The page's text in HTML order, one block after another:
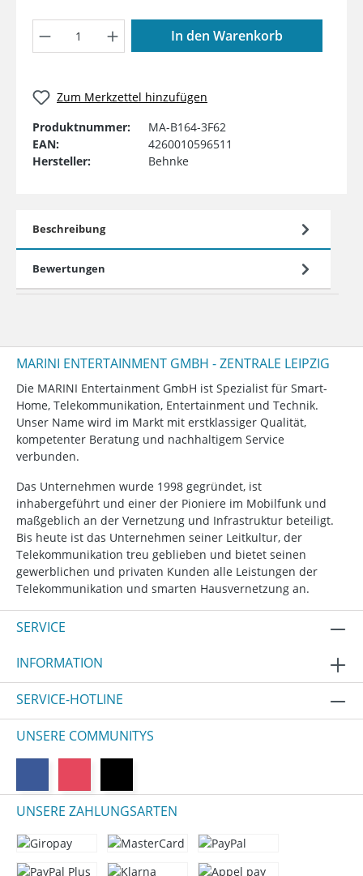
Produkt Anzahl: Gib den
In den Warenkorb
Zum Merkzettel hinzufügen
Produktnummer:
MA-B164-3F62
EAN:
4260010596511
Hersteller:
Behnke
Beschreibung
Bewertungen
MARINI ENTERTAINMENT GMBH - ZENTRALE LEIPZIG
Die MARINI Entertainment GmbH ist Spezialist für Smart-
Home, Telekommunikation, Entertainment und Technik.
Unser Name wird im Markt mit erstklassiger Qualität,
kompetenter Beratung und nachhaltigem Service
verbunden.
Das Unternehmen wurde 1998 gegründet, ist
inhabergeführt und einer der Pioniere im Mobilfunk und
maßgeblich an der Vernetzung und Infrastruktur beteiligt.
Bis heute ist das Unternehmen seiner Leitkultur, der
Telekommunikation treu geblieben und bietet seinen
gewerblichen und privaten Kunden alle Leistungen der
Telekommunikation und smarten Hausvernetzung an.
SERVICE
INFORMATION
SERVICE-HOTLINE
UNSERE COMMUNITYS
UNSERE ZAHLUNGSARTEN